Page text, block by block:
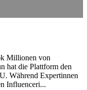
Millionen von
hat die Plattform den
Während Expertinnen
Influenceri...